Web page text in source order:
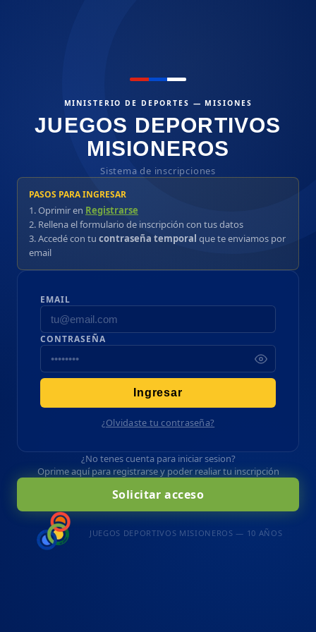
MINISTERIO DE DEPORTES — MISIONES
JUEGOS DEPORTIVOS
MISIONEROS
Sistema de inscripciones
PASOS PARA INGRESAR
1. Oprimir en Registrarse
2. Rellena el formulario de inscripción con tus datos
3. Accedé con tu contraseña temporal que te enviamos por
email
EMAIL
CONTRASEÑA
Ingresar
¿Olvidaste tu contraseña?
¿No tenes cuenta para iniciar sesion?
Oprime aquí para registrarse y poder realiar tu inscripción
Solicitar acceso
JUEGOS DEPORTIVOS MISIONEROS — 10 AÑOS